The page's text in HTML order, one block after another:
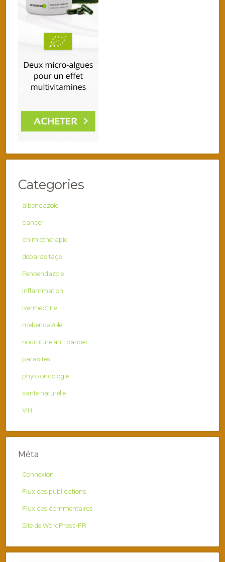
Categories
albendazole
cancer
chimiothérapie
déparasitage
Fenbendazole
inflammation
ivermectine
mebendazole
nourriture anti cancer
parasites
phyto oncologie
sante naturelle
VIH
Méta
Connexion
Flux des publications
Flux des commentaires
Site de WordPress-FR